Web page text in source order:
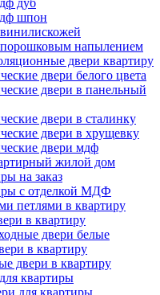
дуб
шпон
напылением
двери квартиру
двери белого цвета
двери в панельный
двери в сталинку
двери в хрущевку
двери мдф
жилой дом
на заказ
с отделкой МДФ
петлями в квартиру
в квартиру
двери белые
в квартиру
двери в квартиру
квартиры
для квартиры